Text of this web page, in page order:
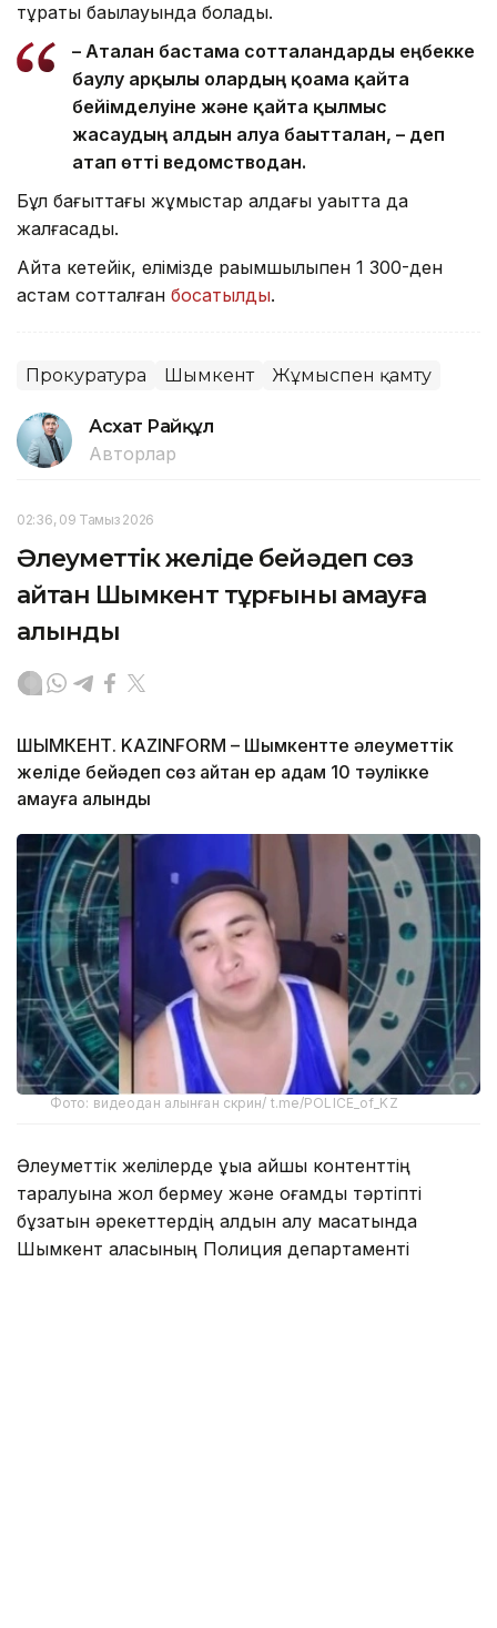
тұрақты бақылауында болады.
– Аталған бастама сотталғандарды еңбекке
баулу арқылы олардың қоғамға қайта
бейімделуіне және қайта қылмыс
жасаудың алдын алуға бағытталған, – деп
атап өтті ведомстводан.
Бұл бағыттағы жұмыстар алдағы уақытта да
жалғасады.
Айта кетейік, елімізде рақымшылықпен 1 300-ден
астам сотталған босатылды.
Прокуратура Шымкент Жұмыспен қамту
Асхат Райқұл
Авторлар
02:36, 09 Тамыз 2026
Әлеуметтік желіде бейәдеп сөз
айтқан Шымкент тұрғыны қамауға
алынды
ШЫМКЕНТ. KAZINFORM – Шымкентте әлеуметтік
желіде бейәдеп сөз айтқан ер адам 10 тәулікке
қамауға алынды
Фото: видеодан алынған скрин/ t.me/POLICE_of_KZ
Әлеуметтік желілерде құқыққа қайшы контенттің
таралуына жол бермеу және қоғамдық тәртіпті
бұзатын әрекеттердің алдын алу мақсатында
Шымкент қаласының Полиция департаменті